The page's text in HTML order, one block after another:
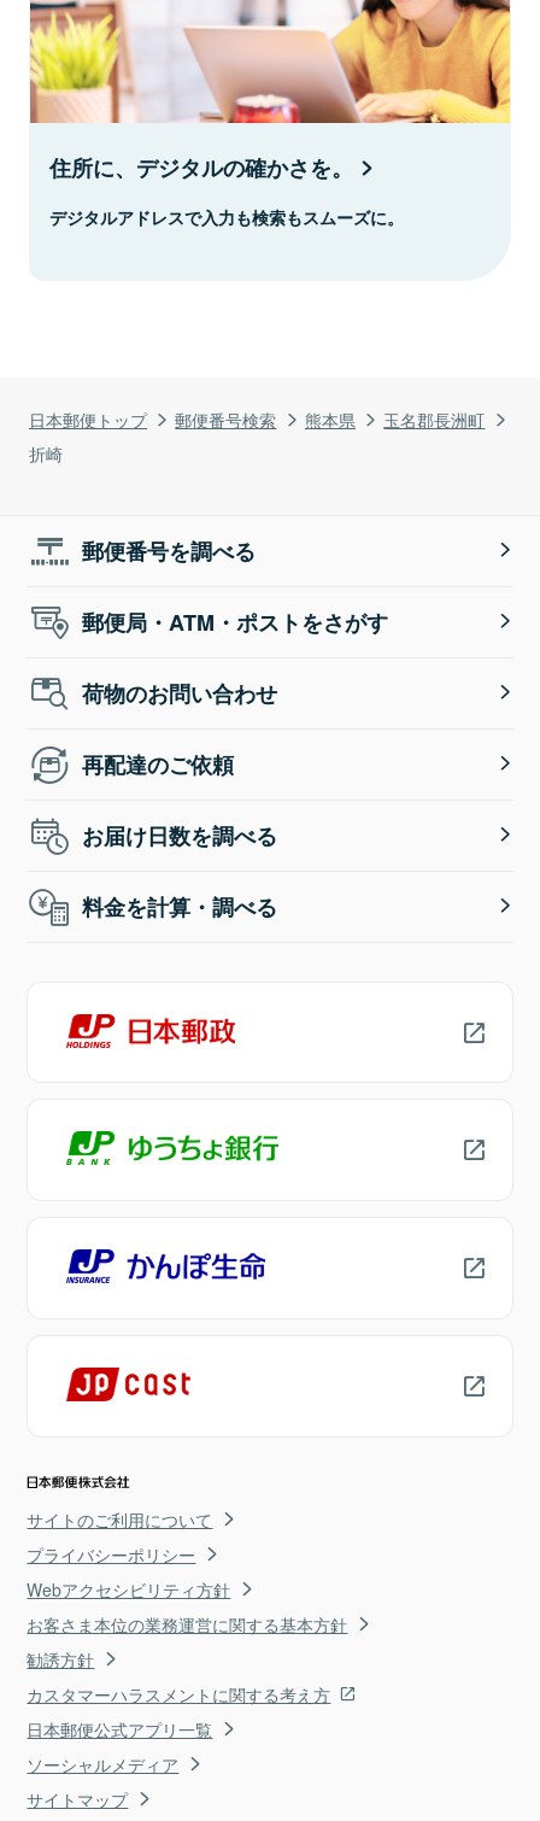
日本郵便トップ 郵便番号検索 熊本県
玉名郡長洲町
折崎
住所に、デジタルの確かさを。
デジタルアドレスで入力も検索もスムーズに。
郵便番号を調べる
郵便局・ATM・ポストをさがす
荷物のお問い合わせ
再配達のご依頼
お届け日数を調べる
料金を計算・調べる
サイトのご利用について
プライバシーポリシー
Webアクセシビリティ方針
お客さま本位の業務運営に関する基本方針
勧誘方針
カスタマーハラスメントに関する考え方
日本郵便公式アプリ一覧
ソーシャルメディア
サイトマップ